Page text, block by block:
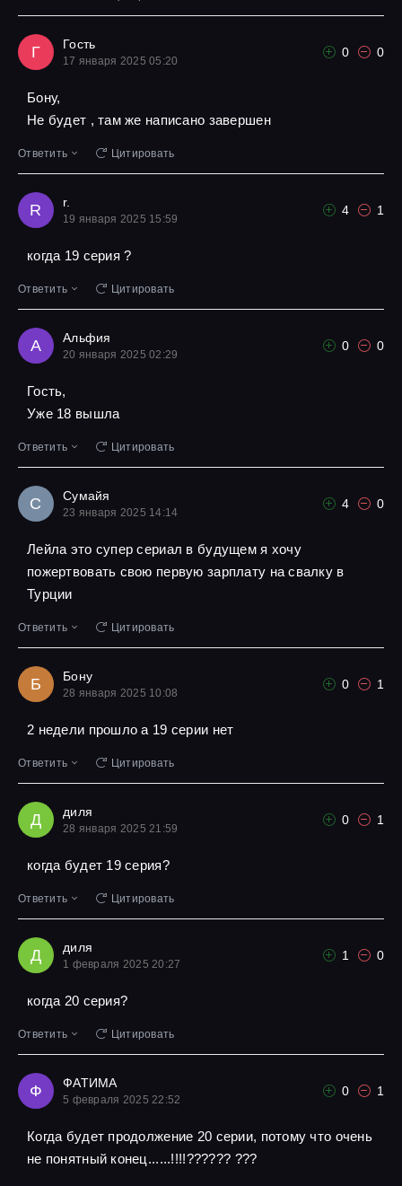
Г Гость
17 января 2025 05:20
0 0
Бону,
Не будет , там же написано завершен
Ответить Цитировать
R r.
19 января 2025 15:59
4 1
когда 19 серия ?
Ответить Цитировать
А Альфия
20 января 2025 02:29
0 0
Гость,
Уже 18 вышла
Ответить Цитировать
С Сумайя
23 января 2025 14:14
4 0
Лейла это супер сериал в будущем я хочу
пожертвовать свою первую зарплату на свалку в
Турции
Ответить Цитировать
Б Бону
28 января 2025 10:08
0 1
2 недели прошло а 19 серии нет
Ответить Цитировать
Д диля
28 января 2025 21:59
0 1
когда будет 19 серия?
Ответить Цитировать
Д диля
1 февраля 2025 20:27
1 0
когда 20 серия?
Ответить Цитировать
Ф ФАТИМА
5 февраля 2025 22:52
0 1
Когда будет продолжение 20 серии, потому что очень
не понятный конец......!!!!?????? ???